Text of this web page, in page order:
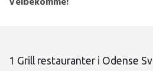
1 Grill restauranter i Odense Sv